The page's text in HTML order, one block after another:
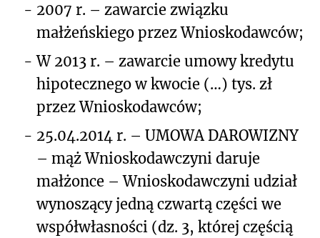
- 2007 r. – zawarcie związku
małżeńskiego przez Wnioskodawców;
- W 2013 r. – zawarcie umowy kredytu
hipotecznego w kwocie (…) tys. zł
przez Wnioskodawców;
- 25.04.2014 r. – UMOWA DAROWIZNY
– mąż Wnioskodawczyni daruje
małżonce – Wnioskodawczyni udział
wynoszący jedną czwartą części we
współwłasności (dz. 3, której częścią